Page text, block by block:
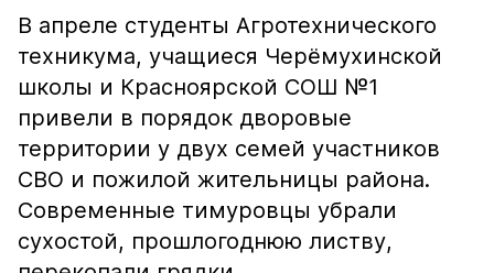
В апреле студенты Агротехнического
техникума, учащиеся Черёмухинской
школы и Красноярской СОШ №1
привели в порядок дворовые
территории у двух семей участников
СВО и пожилой жительницы района.
Современные тимуровцы убрали
сухостой, прошлогоднюю листву,